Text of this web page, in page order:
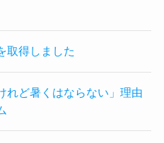
取得しました
れど暑くはならない」理由